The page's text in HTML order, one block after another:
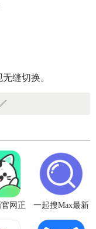
缝切换。
用户自定义均衡器
乐内容。
户适时休息。
网正
一起搜Max最新
版